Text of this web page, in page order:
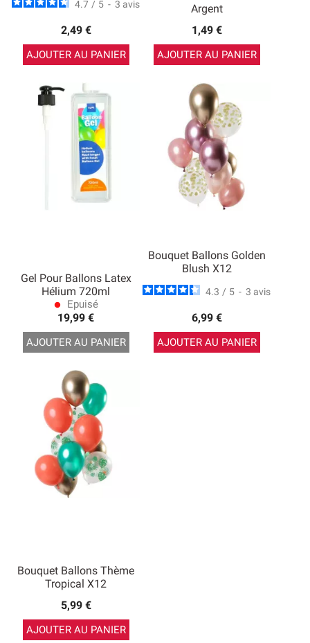
4.7 / 5 - 3 avis
2,49 €
AJOUTER AU PANIER
Argent
1,49 €
AJOUTER AU PANIER
Gel Pour Ballons Latex
Hélium 720ml
lens Epuisé
19,99 €
AJOUTER AU PANIER
Bouquet Ballons Golden
Blush X12
4.3 / 5 - 3 avis
6,99 €
AJOUTER AU PANIER
Bouquet Ballons Thème
Tropical X12
5,99 €
AJOUTER AU PANIER